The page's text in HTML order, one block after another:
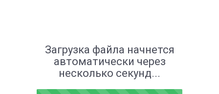
Загрузка файла начнется
автоматически через
несколько секунд...